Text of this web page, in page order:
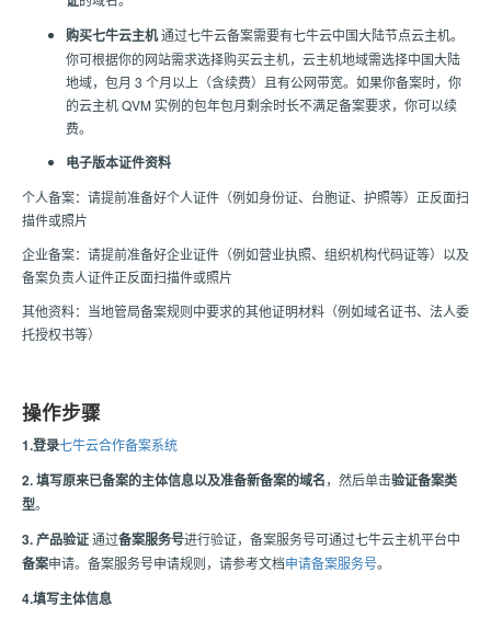
购买七牛云主机通过七牛云备案需要有七牛云中国大陆节点云主机。
你可根据你的网站需求选择购买云主机，云主机地域需选择中国大陆
地域，包月 3 个月以上（含续费）且有公网带宽。如果你备案时，你
的云主机 QVM 实例的包年包月剩余时长不满足备案要求，你可以续
费。
电子版本证件资料
个人备案：请提前准备好个人证件（例如身份证、台胞证、护照等）正反面扫
描件或照片
企业备案：请提前准备好企业证件（例如营业执照、组织机构代码证等）以及
备案负责人证件正反面扫描件或照片
其他资料：当地管局备案规则中要求的其他证明材料（例如域名证书、法人委
托授权书等）
操作步骤
1.登录七牛云合作备案系统
2.填写原来已备案的主体信息以及准备新备案的域名，然后单击验证备案类
型。
3. 产品验证通过备案服务号进行验证，备案服务号可通过七牛云主机平台中
备案申请。备案服务号申请规则，请参考文档申请备案服务号。
4.填写主体信息